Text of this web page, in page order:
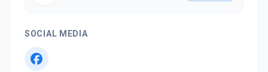
SOCIAL MEDIA